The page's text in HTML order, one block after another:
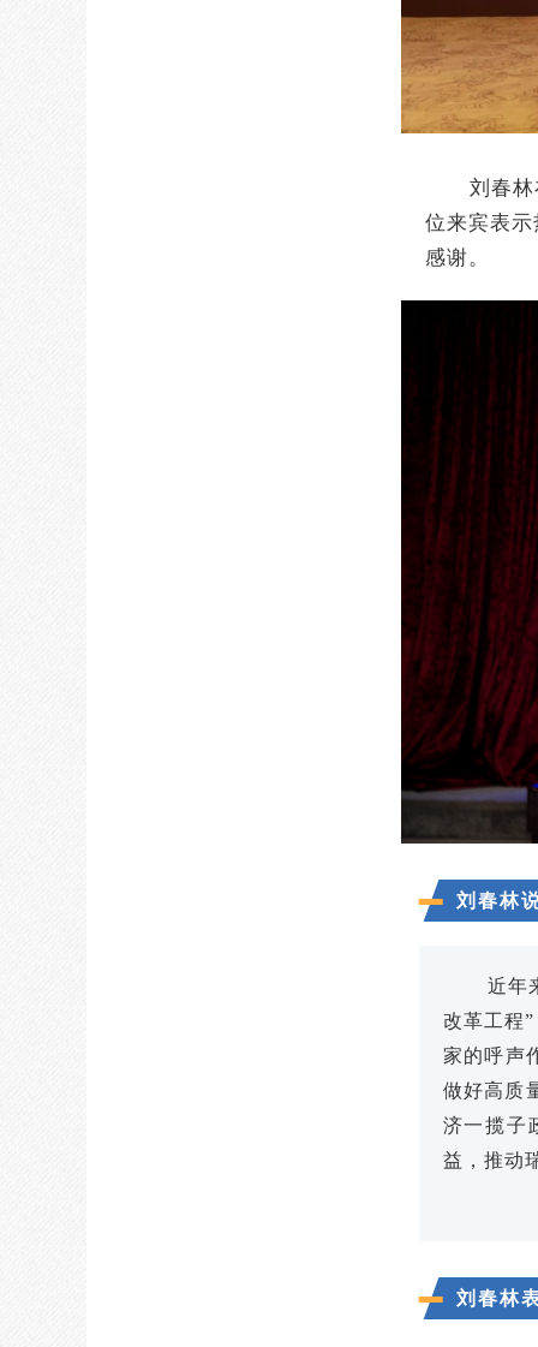
刘春
位来宾表
感谢。
刘春林
近年
改革工程
家的呼声
做好高质
济一揽子
益，推动
刘春林